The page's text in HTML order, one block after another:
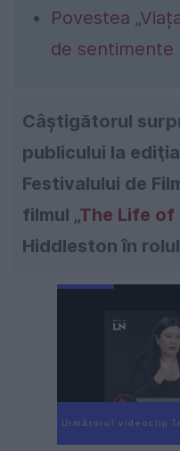
Povestea
de sentimente
Câştigătorul
publicului la
Festivalului de
filmul „The Life of
Hiddleston în
Următorul videoclip